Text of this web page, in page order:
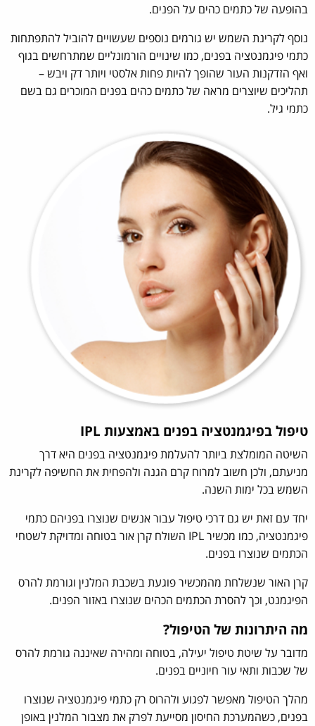
בהופעה של כתמים כהים על הפנים.
נוסף לקרינת השמש יש גורמים נוספים שעשויים להוביל להתפתחות
כתמי פיגמנטציה בפנים, כמו שינויים הורמונליים שמתרחשים בגוף
ואף הזדקנות העור שהופך להיות פחות אלסטי ויותר דק ויבש –
תהליכים שיוצרים מראה של כתמים כהים בפנים המוכרים גם בשם
כתמי גיל.
טיפול בפיגמנטציה בפנים באמצעות IPL
השיטה המומלצת ביותר להעלמת פיגמנטציה בפנים היא דרך
מניעתם, ולכן חשוב למרוח קרם הגנה ולהפחית את החשיפה לקרינת
השמש בכל ימות השנה.
יחד עם זאת יש גם דרכי טיפול עבור אנשים שנוצרו בפניהם כתמי
פיגמנטציה, כמו מכשיר IPL השולח קרן אור בטוחה ומדויקת לשטחי
הכתמים שנוצרו בפנים.
קרן האור שנשלחת מהמכשיר פוגעת בשכבת המלנין וגורמת להרס
הפיגמנט, וכך להסרת הכתמים הכהים שנוצרו באזור הפנים.
מה היתרונות של הטיפול?
מדובר על שיטת טיפול יעילה, בטוחה ומהירה שאיננה גורמת להרס
של שכבות ותאי עור חיוניים בפנים.
מהלך הטיפול מאפשר לפגוע ולהרוס רק כתמי פיגמנטציה שנוצרו
בפנים, כשהמערכת החיסון מסייעת לפרק את מצבור המלנין באופן